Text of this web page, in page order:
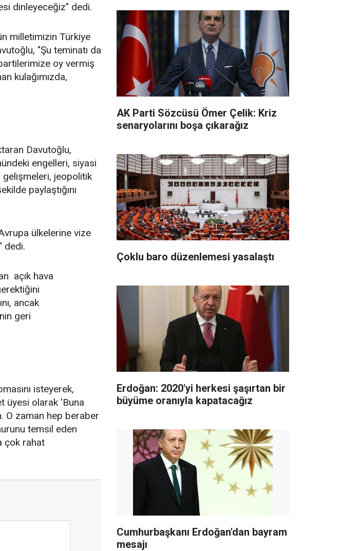
dinleyeceğiz" dedi.
milletimizin Türkiye
"Şu teminatı da
oy vermiş
kulağımızda,
Davutoğlu,
engelleri, siyasi
gelişmeleri, jeopolitik
paylaştığını
ülkelerine vize
dedi.
açık hava
ancak
geri
isteyerek,
üyesi olarak 'Buna
O zaman hep beraber
temsil eden
çok rahat
AK Parti Sözcüsü Ömer Çelik: Kriz
senaryolarını boşa çıkarağız
Çoklu baro düzenlemesi yasalaştı
Erdoğan: 2020'yi herkesi şaşırtan bir
büyüme oranıyla kapatacağız
Cumhurbaşkanı Erdoğan'dan bayram
mesajı